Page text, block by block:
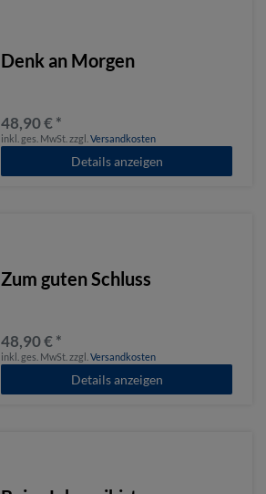
Denk an Morgen
48,90 € *
inkl. ges. MwSt. zzgl.Versandkosten
Details anzeigen
Zum guten Schluss
48,90 € *
inkl. ges. MwSt. zzgl.Versandkosten
Details anzeigen